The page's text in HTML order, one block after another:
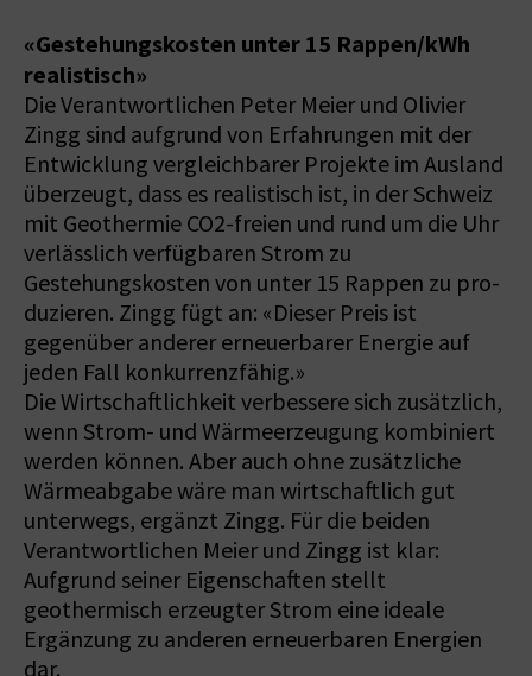
«Gestehungskosten unter 15 Rappen/kWh
realistisch»
Die Verantwortlichen Peter Meier und Olivier
Zingg sind aufgrund von Erfahrungen mit der
Entwicklung vergleichbarer Projekte im Ausland
überzeugt, dass es realistisch ist, in der Schweiz
mit Geothermie CO2-freien und rund um die Uhr
verlässlich verfügbaren Strom zu
Gestehungskosten von unter 15 Rappen zu pro­
duzieren. Zingg fügt an: «Dieser Preis ist
gegenüber anderer erneuerbarer Energie auf
jeden Fall konkurrenzfähig.»
Die Wirtschaftlichkeit verbessere sich zusätzlich,
wenn Strom- und Wärmeerzeugung kombiniert
werden können. Aber auch ohne zusätzliche
Wärmeabgabe wäre man wirtschaftlich gut
unterwegs, ergänzt Zingg. Für die beiden
Verantwortlichen Meier und Zingg ist klar:
Aufgrund seiner Eigenschaften stellt
geothermisch erzeugter Strom eine ideale
Ergänzung zu anderen erneuerbaren Energien
dar.